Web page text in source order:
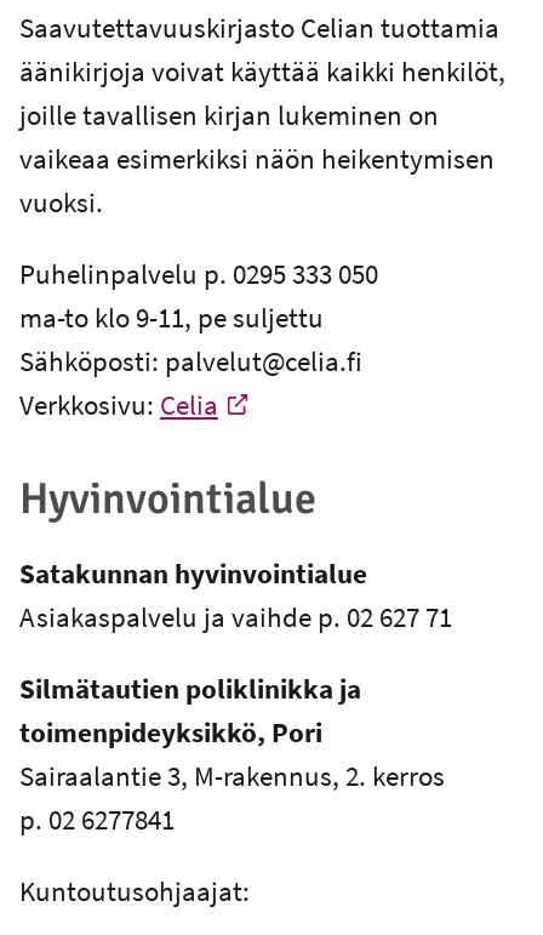
Saavutettavuuskirjasto Celian tuottamia
äänikirjoja voivat käyttää kaikki henkilöt,
joille tavallisen kirjan lukeminen on
vaikeaa esimerkiksi näön heikentymisen
vuoksi.
Puhelinpalvelu p. 0295 333 050
ma-to klo 9-11, pe suljettu
Sähköposti: palvelut@celia.fi
Verkkosivu: Celia
Hyvinvointialue
Satakunnan hyvinvointialue
Asiakaspalvelu ja vaihde p. 02 627 71
Silmätautien poliklinikka ja
toimenpideyksikkö, Pori
Sairaalantie 3, M-rakennus, 2. kerros
p. 02 6277841
Kuntoutusohjaajat: